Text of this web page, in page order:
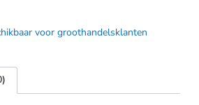
voor groothandelsklanten